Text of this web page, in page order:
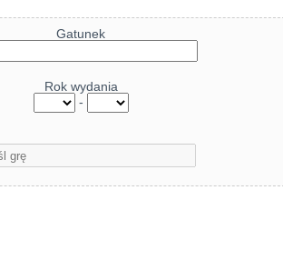
Gatunek
Rok wydania
-